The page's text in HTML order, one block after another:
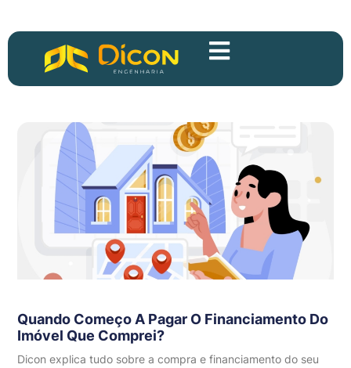
Quando Começo A Pagar O Financiamento Do
Imóvel Que Comprei?
Dicon explica tudo sobre a compra e financiamento do seu